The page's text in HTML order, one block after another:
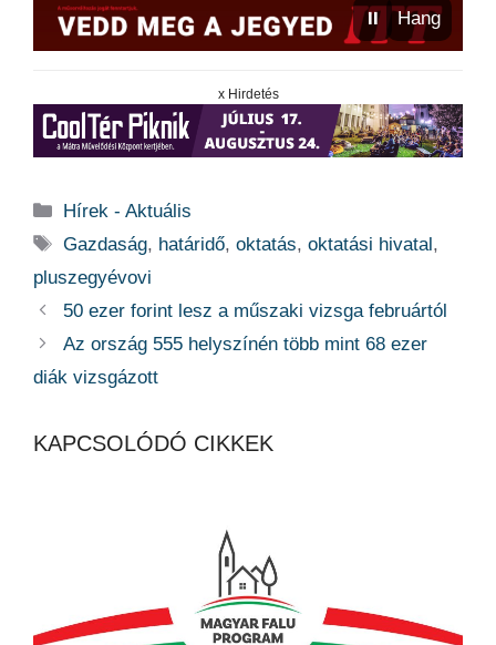
⏸ Hang
x Hirdetés
Kategória
Hírek - Aktuális
Címkék
Gazdaság, határidő,oktatás,oktatási hivatal,
pluszegyévovi
50 ezer forint lesz a műszaki vizsga februártól
Az ország 555 helyszínén több mint 68 ezer
diák vizsgázott
KAPCSOLÓDÓ CIKKEK